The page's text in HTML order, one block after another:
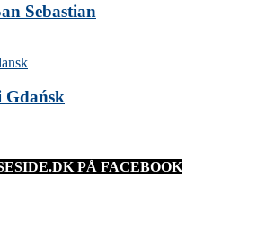
Sebastian
Gdańsk
PÅ FACEBOOK